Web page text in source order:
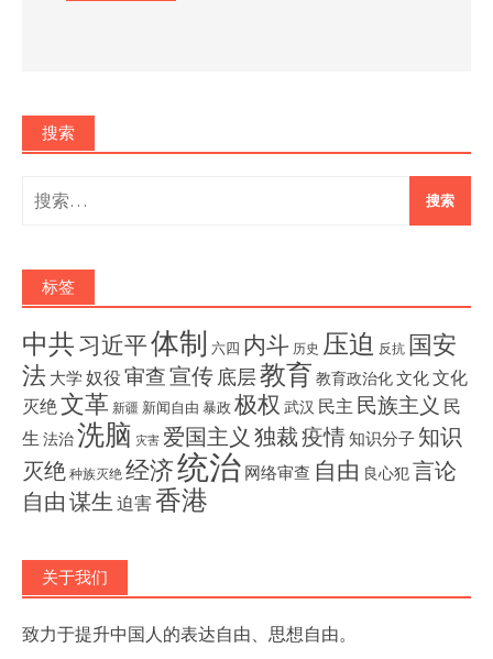
搜索
搜
索：
标签
中共习近平体制 六四 内斗 历史 压迫 反抗 国安
法 大学 奴役 审查宣传底层教育 教育政治化文化文化
灭绝文革 新疆 新闻自由 暴政 极权 武汉 民主 民族主义 民
生 法治洗脑 灾害 爱国主义 独裁疫情知识分子 知识
灭绝 种族灭绝 经济统治 网络审查 自由 良心犯言论
自由 谋生 迫害香港
关于我们
致力于提升中国人的表达自由、思想自由。